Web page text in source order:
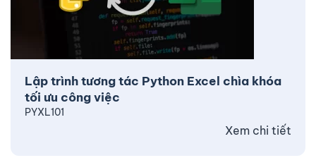
Lập trình tương tác Python Excel chìa khóa
tối ưu công việc
PYXL101
Xem chi tiết